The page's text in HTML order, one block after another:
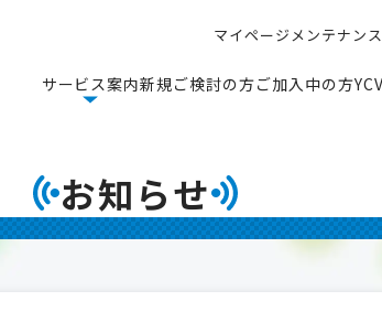
マイページ メ ンテナ ン ス
サービ ス案内
ビス
新規ご検討の方ご加入 中の方YC
お知らせ